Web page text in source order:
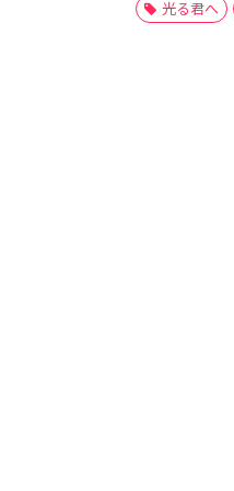
光る君へ